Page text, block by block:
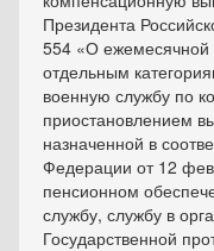
Президента
554 «О ежемесячной
отдельным
военную службу по
приостановлением
назначенной в
Федерации от 12
пенсионном
службу, службу в
Государственной